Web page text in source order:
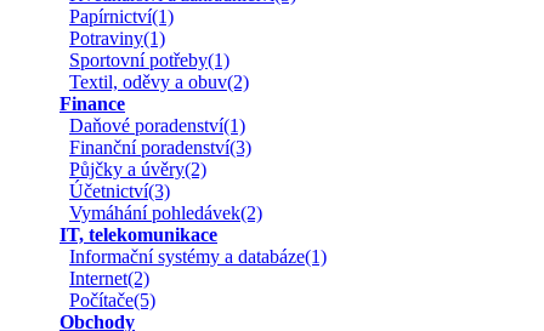
Papírnictví(1)
Potraviny(1)
Sportovní potřeby(1)
Textil, oděvy a obuv(2)
Finance
Daňové poradenství(1)
Finanční poradenství(3)
Půjčky a úvěry(2)
Účetnictví(3)
Vymáhání pohledávek(2)
IT, telekomunikace
Informační systémy a databáze(1)
Internet(2)
Počítače(5)
Obchody